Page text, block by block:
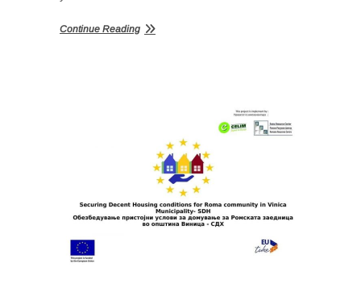
Continue Reading